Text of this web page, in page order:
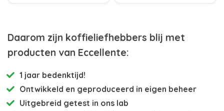
Daarom zijn koffieliefhebbers blij met
producten van Eccellente:
1 jaar bedenktijd!
Ontwikkeld en geproduceerd in eigen beheer
Uitgebreid getest in ons lab